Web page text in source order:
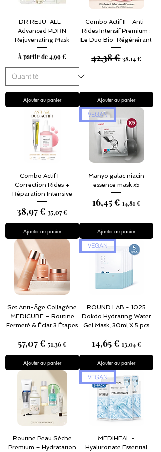
DR.REJU-ALL -
Advanced PDRN
Rejuvenating Mask
À partir de4,99 €
Prix promotionnel
Ajouter au panier
Combo Actif II - Anti-
Rides Intensif Premium :
Le Duo Bio-Régénérant
Prix original
42,38 € Prix
38,14 €
Ajouter au panier
Combo Actif I –
Correction Rides +
Réparation Intensive
Prix original
38,97 € Prix promotionnel
35,07 €
Ajouter au panier
VEGAN
Manyo galac niacin
essence mask x5
Prix original
16,45 € Prix
14,81 €
Ajouter au panier
Set Anti-Âge Collagène
MEDICUBE – Routine
Fermeté & Éclat 3 Étapes
Prix original
57,07 € Prix promotionnel
51,36 €
Ajouter au panier
VEGAN
ROUND LAB - 1025
Dokdo Hydrating Water
Gel Mask, 30ml X 5 pcs
Prix original
14,65 € Prix
13,04 €
Ajouter au panier
Routine Peau Sèche
Premium – Hydratation
VEGAN
MEDIHEAL -
Hyaluronate Essential